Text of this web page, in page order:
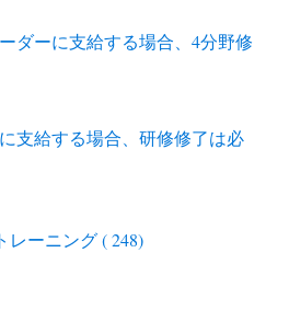
ダーに支給する場合、4分野修
支給する場合、研修修了は必
レーニング ( 248)